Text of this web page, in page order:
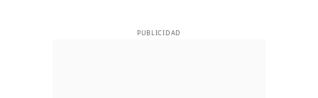
PUBLICIDAD